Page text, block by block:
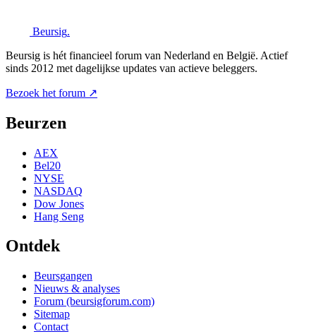
Beursig.
Beursig is hét financieel forum van Nederland en België. Actief
sinds 2012 met dagelijkse updates van actieve beleggers.
Bezoek het forum ↗
Beurzen
AEX
Bel20
NYSE
NASDAQ
Dow Jones
Hang Seng
Ontdek
Beursgangen
Nieuws & analyses
Forum (beursigforum.com)
Sitemap
Contact